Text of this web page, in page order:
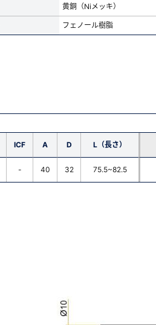
黄銅（Niメッキ）
フェノール樹脂
ICF A D L（長さ）
- 40 32 75.5~82.5